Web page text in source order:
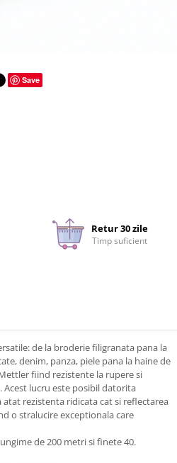
Save
Retur 30 zile
Timp suficient
de la broderie filigranata pana la
denim, panza, piele pana la haine de
fiind rezistente la rupere si
Acest lucru este posibil datorita
rezistenta ridicata cat si reflectarea
o stralucire exceptionala care
de 200 metri si finete 40.